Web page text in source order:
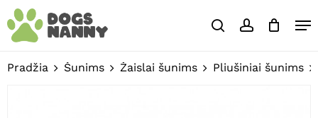
Skip
to
main
searchaccount
Krepšelis
Cart
Pradžia Šunims Žaislai šunims Pliušiniai šunims
Menu